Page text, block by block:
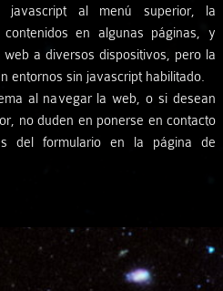
al menú superior, la
en algunas páginas, y
a diversos dispositivos, pero la
entornos sin javascript habilitado.
al navegar la web, o si desean
no duden en ponerse en contacto
del formulario en la página de